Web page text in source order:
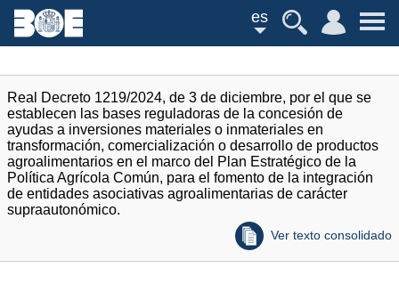
es
Real Decreto 1219/2024, de 3 de diciembre, por el que se
establecen las bases reguladoras de la concesión de
ayudas a inversiones materiales o inmateriales en
transformación, comercialización o desarrollo de productos
agroalimentarios en el marco del Plan Estratégico de la
Política Agrícola Común, para el fomento de la integración
de entidades asociativas agroalimentarias de carácter
supraautonómico.
Ver texto consolidado